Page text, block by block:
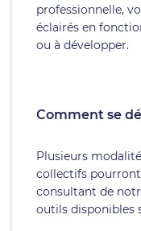
professionnelle,
éclairés en
ou à développer.
Comment se
Plusieurs
collectifs
consultant de
outils disponibles